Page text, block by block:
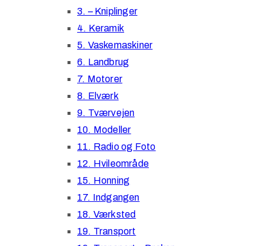
3. – Kniplinger
4. Keramik
5. Vaskemaskiner
6. Landbrug
7. Motorer
8. Elværk
9. Tværvejen
10. Modeller
11. Radio og Foto
12. Hvileområde
15. Honning
17. Indgangen
18. Værksted
19. Transport